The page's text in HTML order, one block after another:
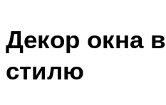
Декор окна
стилю